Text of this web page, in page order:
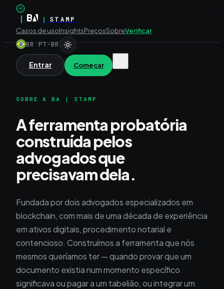
| |
STAMP
Casos de usoInsightsPreçosSobreVerificar
BR·PT-BR
Entrar Começar
SOBRE A BA | STAMP
A ferramenta probatória
construída pelos
advogados que
precisavam dela.
Fundada por dois advogados especializados em
blockchain, com mais de uma década de experiência
em ativos digitais, procedimento notarial e
contencioso. Construímos a ferramenta que nós
mesmos queríamos ter — quando provar que um
documento existia num momento específico
significava ou pagar a um tabelião, ou integrar um